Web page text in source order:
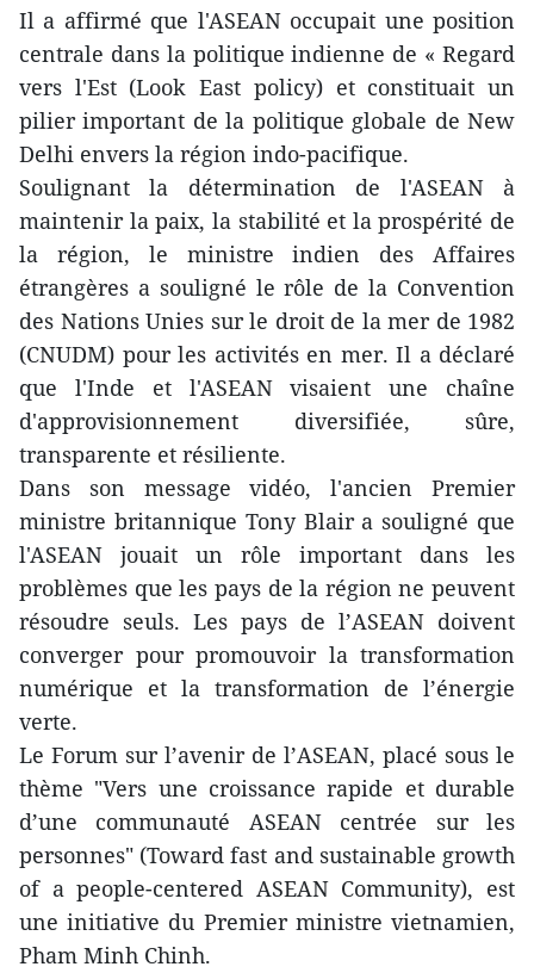
Il a affirmé que l'ASEAN occupait une position
centrale dans la politique indienne de « Regard
vers l'Est (Look East policy) et constituait un
pilier important de la politique globale de New
Delhi envers la région indo-pacifique.
Soulignant la détermination de l'ASEAN à
maintenir la paix, la stabilité et la prospérité de
la région, le ministre indien des Affaires
étrangères a souligné le rôle de la Convention
des Nations Unies sur le droit de la mer de 1982
(CNUDM) pour les activités en mer. Il a déclaré
que l'Inde et l'ASEAN visaient une chaîne
d'approvisionnement diversifiée, sûre,
transparente et résiliente.
Dans son message vidéo, l'ancien Premier
ministre britannique Tony Blair a souligné que
l'ASEAN jouait un rôle important dans les
problèmes que les pays de la région ne peuvent
résoudre seuls. Les pays de l’ASEAN doivent
converger pour promouvoir la transformation
numérique et la transformation de l’énergie
verte.
Le Forum sur l’avenir de l’ASEAN, placé sous le
thème "Vers une croissance rapide et durable
d’une communauté ASEAN centrée sur les
personnes" (Toward fast and sustainable growth
of a people-centered ASEAN Community), est
une initiative du Premier ministre vietnamien,
Pham Minh Chinh.